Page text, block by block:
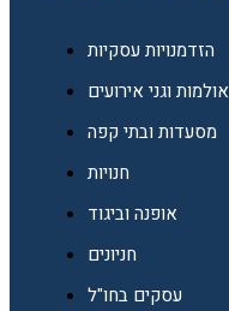
הזדמנויות עסקיות
אולמות וגני אירועים
מסעדות ובתי קפה
חנויות
אופנה וביגוד
חניונים
עסקים בחו"ל